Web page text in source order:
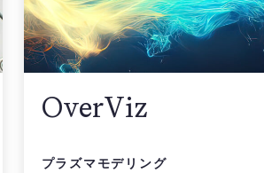
OverViz
プラズマモデリング